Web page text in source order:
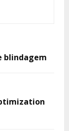
blindagem